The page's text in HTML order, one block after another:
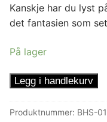
Kanskje har du lyst
det fantasien som
På lager
Tatovering
Slange
Legg i handlekurv
Produktnummer: BHS-